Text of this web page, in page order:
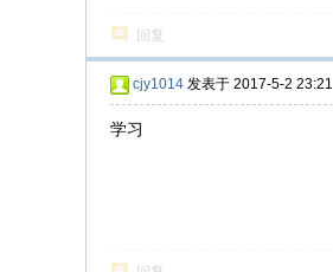
回复
cjy1014 发表于 2017-5-2 23:21
学习